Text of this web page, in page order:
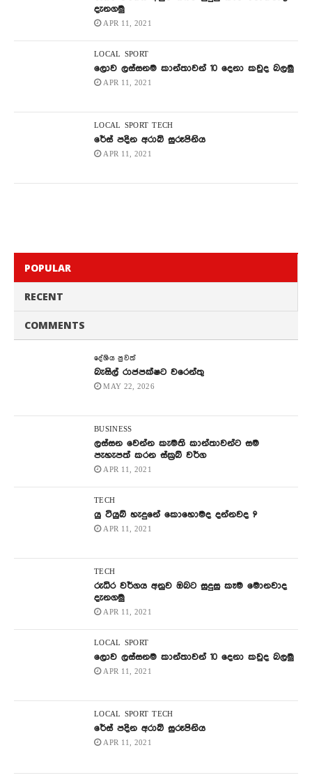
දැනගමු
APR 11, 2021
LOCAL SPORT
ලොව ලස්සනම කාන්තාවන් 10 දෙනා කවුද බලමු
APR 11, 2021
LOCAL SPORT TECH
රේස් පදින අරාබි සුරූපිනිය
APR 11, 2021
POPULAR
RECENT
COMMENTS
දේශිය පුවත්
බැසිල් රාජපක්ෂට වරෙන්තු
MAY 22, 2026
BUSINESS
ලස්සන වෙන්න කැමති කාන්තාවන්ට සම
පැහැපත් කරන ස්ක්‍රබ් වර්ග
APR 11, 2021
TECH
යු ටියුබ් හැදුනේ කොහොමද දන්නවද ?
APR 11, 2021
TECH
රුධිර වර්ගය අනුව ඔබට සුදුසු කෑම මොනවාද
දැනගමු
APR 11, 2021
LOCAL SPORT
ලොව ලස්සනම කාන්තාවන් 10 දෙනා කවුද බලමු
APR 11, 2021
LOCAL SPORT TECH
රේස් පදින අරාබි සුරූපිනිය
APR 11, 2021